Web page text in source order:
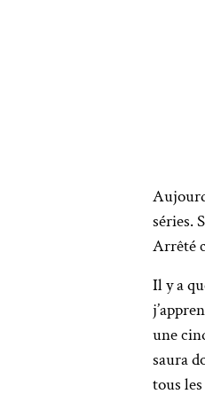
séries.
Arrêté
Il y a
une
saura
tous